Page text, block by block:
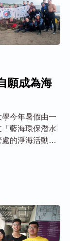
願成為海
今年暑假由一
藍海環保潛水
的淨海活動，